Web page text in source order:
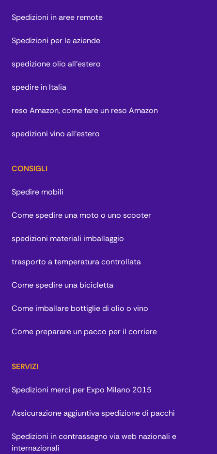
Spedizioni in aree remote
Spedizioni per le aziende
spedizione olio all'estero
spedire in Italia
reso Amazon, come fare un reso Amazon
spedizioni vino all'estero
CONSIGLI
Spedire mobili
Come spedire una moto o uno scooter
spedizioni materiali imballaggio
trasporto a temperatura controllata
Come spedire una bicicletta
Come imballare bottiglie di olio o vino
Come preparare un pacco per il corriere
SERVIZI
Spedizioni merci per Expo Milano 2015
Assicurazione aggiuntiva spedizione di pacchi
Spedizioni in contrassegno via web nazionali e
internazionali